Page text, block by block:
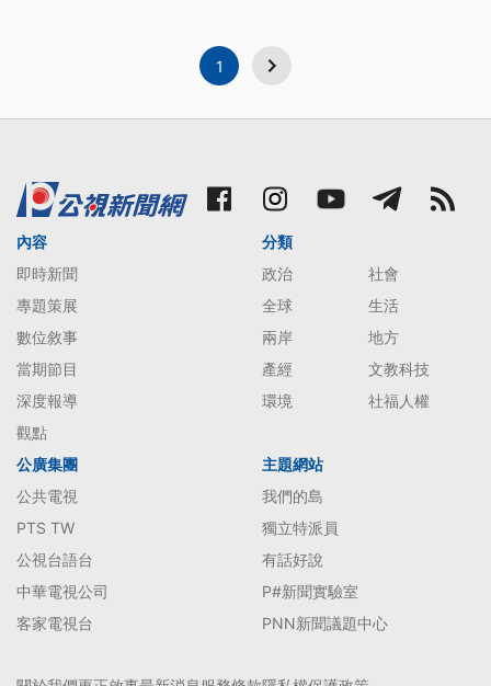
1
內容
即時新聞
專題策展
數位敘事
當期節目
深度報導
觀點
分類
政治
社會
全球
生活
兩岸
地方
產經
文教科技
環境
社福人權
公廣集團
公共電視
PTS TW
公視台語台
中華電視公司
客家電視台
主題網站
我們的島
獨立特派員
有話好說
P#新聞實驗室
PNN新聞議題中心